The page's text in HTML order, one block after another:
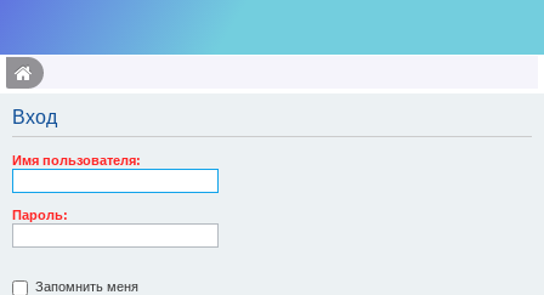
Вход
Имя пользователя:
Пароль:
Запомнить меня